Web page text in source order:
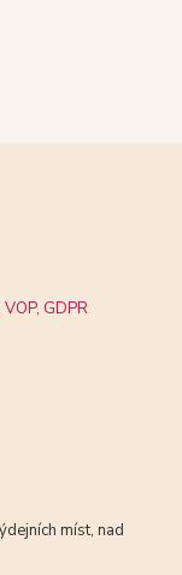
GDPR
míst, nad